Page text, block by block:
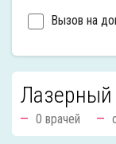
Вызов на
Лазерный
0 врачей